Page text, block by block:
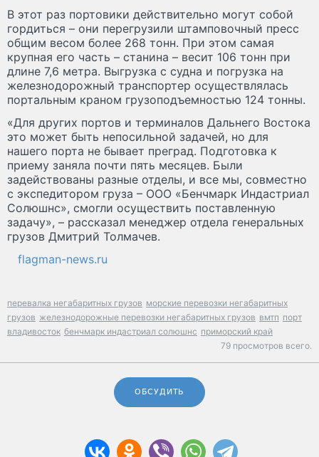
В этот раз портовики действительно могут собой
гордиться – они перегрузили штамповочный пресс
общим весом более 268 тонн. При этом самая
крупная его часть – станина – весит 106 тонн при
длине 7,6 метра. Выгрузка с судна и погрузка на
железнодорожный транспортер осуществлялась
портальным краном грузоподъемностью 124 тонны.
«Для других портов и терминалов Дальнего Востока
это может быть непосильной задачей, но для
нашего порта не бывает преград. Подготовка к
приему заняла почти пять месяцев. Были
задействованы разные отделы, и все мы, совместно
с экспедитором груза – ООО «Бенчмарк Индастриал
Солюшнс», смогли осуществить поставленную
задачу», – рассказал менеджер отдела генеральных
грузов Дмитрий Толмачев.
flagman-news.ru
перевалка негабаритных грузов морские перевозки негабаритных
грузов железнодорожные перевозки негабаритных грузов вмтп порт
владивосток бенчмарк индастриал солюшнс приморский край
79 просмотров всего.
ОБСУДИТЬ